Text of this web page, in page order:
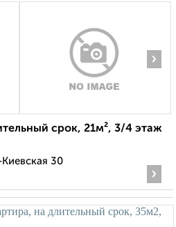
›
срок, 21м², 3/4 этаж
30
›